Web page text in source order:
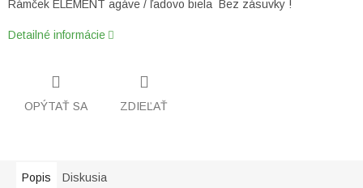
Rámček ELEMENT agáve / ľadovo biela Bez zásuvky !
Detailné informácie
OPÝTAŤ SA ZDIEĽAŤ
Popis Diskusia